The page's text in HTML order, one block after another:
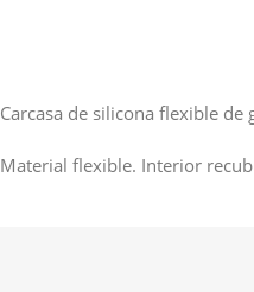
Carcasa de silicona flexible
Material flexible. Interior